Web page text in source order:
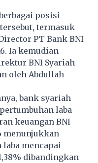
posisi
termasuk
PT Bank BNI
Ia kemudian
BNI Syariah
oleh Abdullah
bank syariah
laba
keuangan BNI
menunjukkan
mencapai
dibandingkan